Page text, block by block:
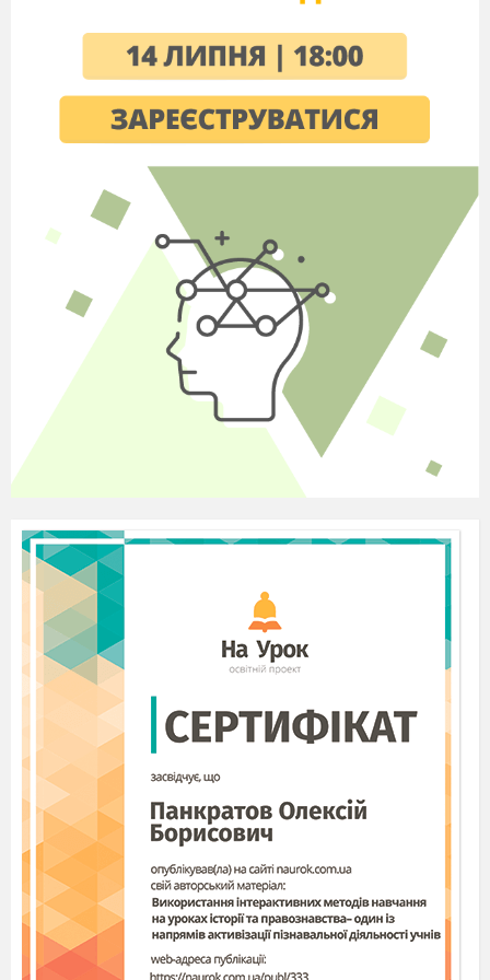
літературних напрямах.
Передовсім, помітне місце в
літературному житті тієї доби все ще посідав
класицизм. Його естетика і поетика впливали на
класицистичні твори часто наповнювалися
просвітницьким змістом. Образно кажучи, у
старі міхи залили нове вино (але міхи часто не
рвалися). Так, давньогрецький сюжет про
Едіпа у однойменній класицистичній трагедії
Вольтера отримує про втіхи та насолоди життя.
Зокрема, на формування літератури рококо
відчутний вплив (своїм фантастичним
елементом, екзотикою і еротизмом) справили
казки східної збірки "Тисяча й одна ніч", яка
саме тоді (1707-1717) була перекладена
Надзвичайно плідно працювали також
письменники-реалісти, особливо в жанрі
роману. Батьком просвітницького
реалістичного роману вважається англієць
Даніель Дефо (автор "Робінзона", ''Молль
Флендерс" та численних інших творів). Багато
нового вніс до цього жанру також Генрі
Філдінг і багато інших письменників.
Саме у ту добу виник сентименталізм -
літературний і мистецький напрям, у творах
якого домінували почуття ("сентименти",
звідси й назва). Сентименталісти
проголошували культ природнього почуття,
природи, часто - патріархальної ідеалізації. Цей